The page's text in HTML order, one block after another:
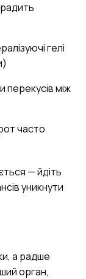
гелі
перекусів між
часто
— йдіть
уникнути
а радше
орган,